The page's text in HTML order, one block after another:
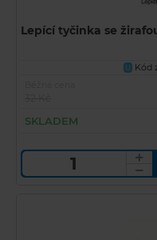
Lepící tyčinka se
U Kód
SKLADEM